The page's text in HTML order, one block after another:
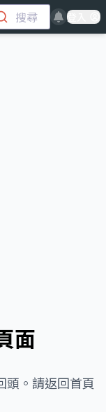
搜尋 登入
面
頭。請返回首頁